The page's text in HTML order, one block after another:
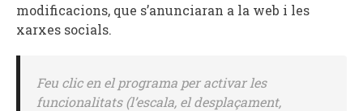
modificacions, que s’anunciaran a la web i les
xarxes socials.
Feu clic en el programa per activar les
funcionalitats (l’escala, el desplaçament,